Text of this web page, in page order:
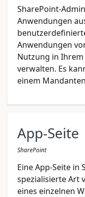
SharePoint-
Anwendungen
Anwendungen
Nutzung in
verwalten. Es
einem
App-Seite
SharePoint
Eine App-Seite in
spezialisierte Art
eines einzelnen